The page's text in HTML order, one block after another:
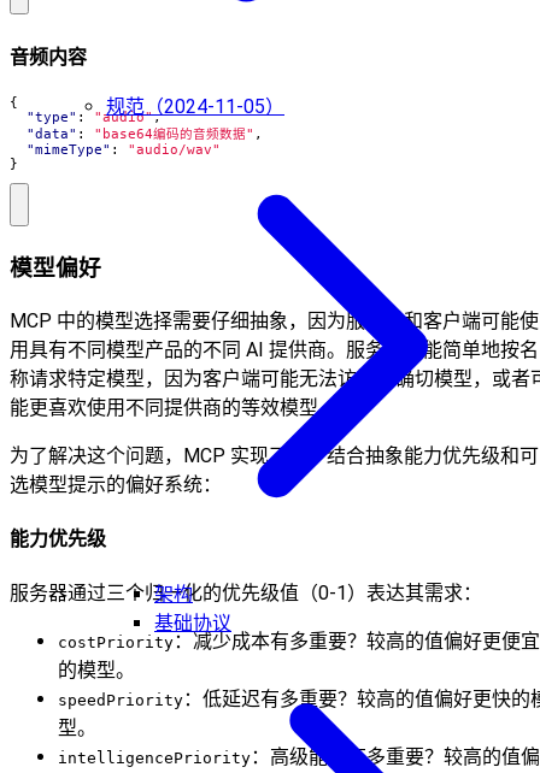
规范（2024-11-05）
架构
基础协议
音频内容
{
"type" : "audio",
"data" : "base64编码的音频数据" ,
"mimeType" :
"audio/wav"
}
模型偏好
MCP 中的模型选择需要仔细抽象，因为服务器和客户端可能使
用具有不同模型产品的不同 AI 提供商。服务器不能简单地按名
称请求特定模型，因为客户端可能无法访问该确切模型，或者
能更喜欢使用不同提供商的等效模型。
为了解决这个问题，MCP 实现了一个结合抽象能力优先级和可
选模型提示的偏好系统：
能力优先级
服务器通过三个归一化的优先级值（0-1）表达其需求：
costPriority ：减少成本有多重要？较高的值偏好更便宜
的模型。
speedPriority ：低延迟有多重要？较高的值偏好更快的
型。
intelligencePriority ：高级能力有多重要？较高的值偏